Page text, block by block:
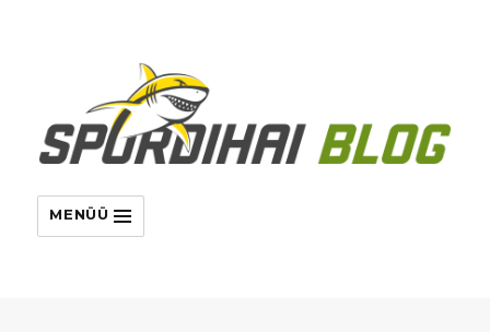
MENÜÜ